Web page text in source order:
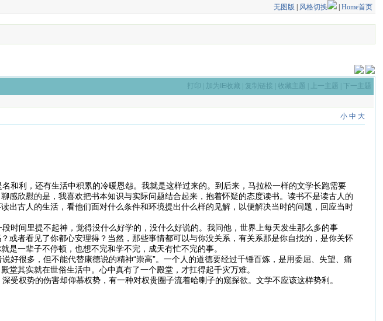
无图版 风格切换 | Home首页
打印 加为IE收藏 复制链接 收藏主题 上一主题 下一主题
小 中 大
和利，还有生活中积累的冷暖恩怨。我就是这样过来的。到后来，马拉松一样的文学长跑需要
感欣慰的是，我喜欢把书本知识与实际问题结合起来，抱着怀疑的态度读书。读书不是读古人的
出古人的生活，看他们面对什么条件和环境提出什么样的见解，以便解决当时的问题，回应当时
时间里提不起神，觉得没什么好学的，没什么好说的。我问他，世界上每天发生那么多的事
或者看见了你都心安理得？当然，那些事情都可以与你没关系，有关系那是你自找的，是你关怀
是一辈子不停顿，也想不完和学不完，成天有忙不完的事。
很多，但不能代替康德说的精神“崇高”。一个人的道德要经过千锤百炼，是用委屈、失望、痛
堂其实就在世俗生活中。心中真有了一个殿堂，才扛得起千灾万难。
权势的伤害却仰慕权势，有一种对权贵圈子流着哈喇子的窥探欲。文学不应该这样势利。